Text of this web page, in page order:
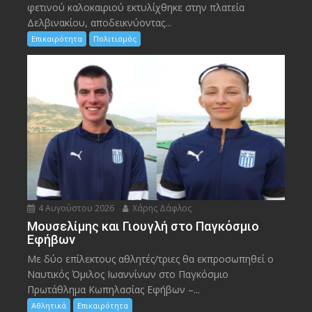
φετινού καλοκαιριού εκτυλίχθηκε στην πλατεία
Δελβινακίου, αποδεικνύοντας...
Επικαιρότητα Πολιτισμός
4 Αυγούστου 2026 Χάρης Δάφλος
Μουσελίμης και Γιουγλή στο Παγκόσμιο
Εφήβων
Mε δύο επίλεκτους αθλητές/τριες θα εκπροσωπηθεί ο
Ναυτικός Όμιλος Ιωαννίνων στο Παγκόσμιο
Πρωτάθλημα Κωπηλασίας Εφήβων –...
Αθλητικά Επικαιρότητα